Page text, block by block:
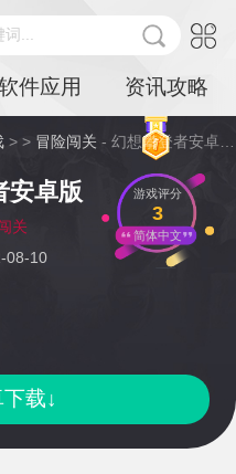
词...
件应用 资讯攻略
> > 冒险闯关 - 幻想攀登者安卓版详情
安卓版
关
08-10
游戏评分
3
简体中文
载↓